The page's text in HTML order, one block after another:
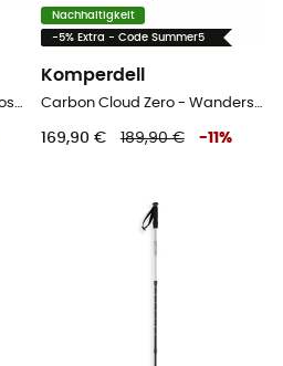
Tour Carbon Compact 3 Cross - Trekkingstöcke
Nachhaltigkeit
-5% Extra - Code Summer5
Komperdell
Carbon Cloud Zero - Wanderstöcke
169,90 € 189,90 € -11 %